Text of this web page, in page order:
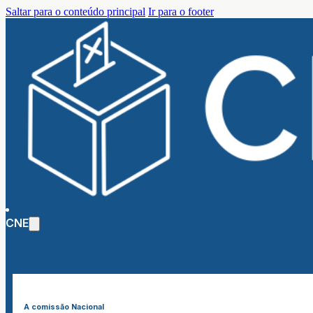
Saltar para o conteúdo principal Ir para o footer
CNE
A comissão Nacional